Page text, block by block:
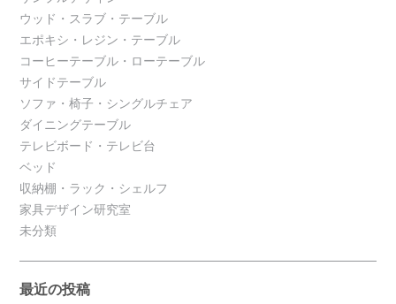
ウッド・スラブ・テーブル
エポキシ・レジン・テーブル
コーヒーテーブル・ローテーブル
サイドテーブル
ソファ・椅子・シングルチェア
ダイニングテーブル
テレビボード・テレビ台
ベッド
収納棚・ラック・シェルフ
家具デザイン研究室
未分類
最近の投稿